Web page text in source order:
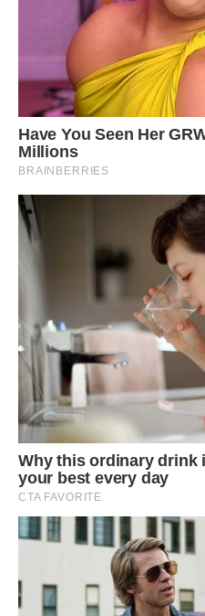
“Школа представила дані в
роздруківка), база
не заповнює. В ІПС
тільки з управліннями
щось не подобається, то
управління.
Школа не розуміє, з приводу
них в даних все вірно. А той,